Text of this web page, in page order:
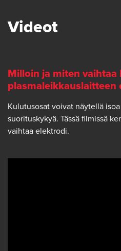
Videot
Milloin ja miten vaihtaa
plasmaleikkauslaitteen
Kulutusosat voivat näytellä
suorituskykyä. Tässä filmissä
vaihtaa elektrodi.